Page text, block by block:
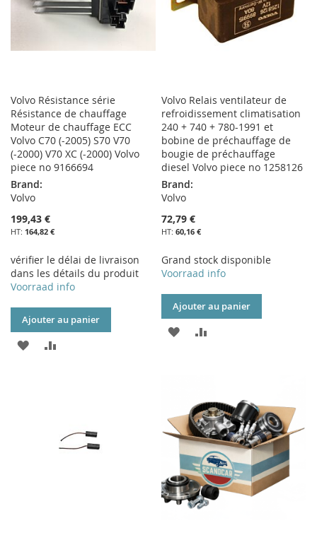
Volvo Résistance série
Résistance de chauffage
Moteur de chauffage ECC
Volvo C70 (-2005) S70 V70
(-2000) V70 XC (-2000) Volvo
piece no 9166694
Brand:
Volvo
199,43 €
164,82 €
vérifier le délai de livraison
dans les détails du produit
Voorraad info
Ajouter au panier
AJOUTER
D’ENVIE
Volvo Relais ventilateur de
refroidissement climatisation
240 + 740 + 780-1991 et
bobine de préchauffage de
bougie de préchauffage
diesel Volvo piece no 1258126
Brand:
Volvo
72,79 €
60,16 €
Grand stock disponible
Voorraad info
Ajouter au panier
AJOUTER
LISTE
D’ENVIE